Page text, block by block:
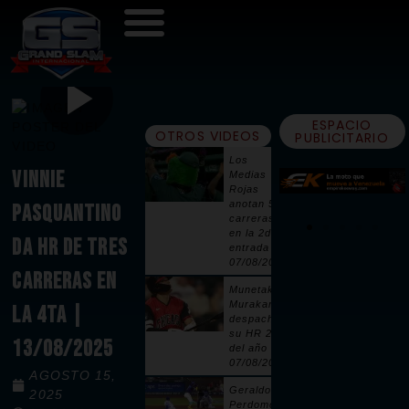
VINNIE
PASQUANTINO
DA HR DE TRES
CARRERAS EN
LA 4TA |
13/08/2025
AGOSTO 15,
2025
OTROS VIDEOS
Los
Medias
Rojas
anotan 5
carreras
en la 2da
entrada |
07/08/2026
Munetaka
Murakami
despacha
su HR 25
del año |
07/08/2026
Geraldo
Perdomo
ESPACIO
PUBLICITARIO